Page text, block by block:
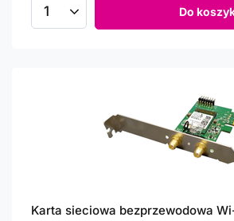
Ilość produktów Do
Karta sieciowa bezprzewodowa